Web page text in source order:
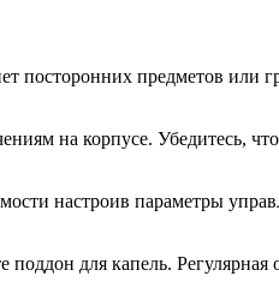
посторонних предметов или
на корпусе. Убедитесь,
настроив параметры
для капель. Регулярная